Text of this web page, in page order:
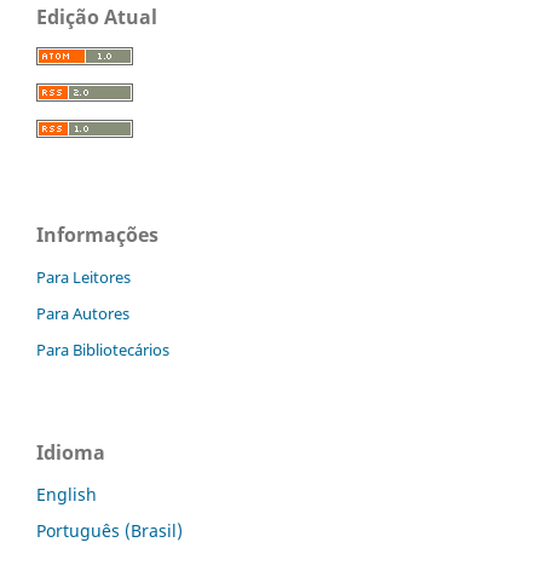
Edição Atual
Informações
Para Leitores
Para Autores
Para Bibliotecários
Idioma
English
Português (Brasil)